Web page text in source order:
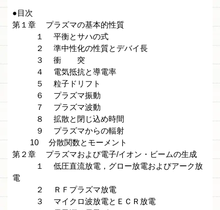
●目次
第１章 プラズマの基本的性質
１ 平衡とサハの式
２ 準中性化の性質とデバイ長
３ 衝 突
４ 電気抵抗と導電率
５ 粒子ドリフト
６ プラズマ振動
７ プラズマ波動
８ 拡散と閉じ込め時間
９ プラズマからの輻射
10 分散関数とモーメント
第２章 プラズマおよび電子/イオン・ビームの生成
１ 低圧直流放電，グロー放電およびアーク放
電
２ ＲＦプラズマ放電
３ マイクロ波放電とＥＣＲ放電